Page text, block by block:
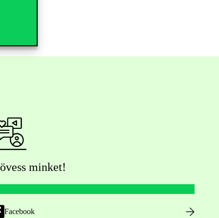
minket!
Facebook